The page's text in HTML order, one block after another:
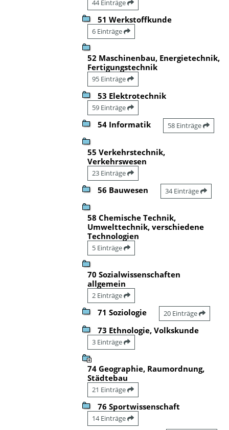
44 Einträge
51 Werkstoffkunde
6 Einträge
52 Maschinenbau, Energietechnik,
Fertigungstechnik
95 Einträge
53 Elektrotechnik
59 Einträge
54 Informatik 58 Einträge
55 Verkehrstechnik,
Verkehrswesen
23 Einträge
56 Bauwesen 34 Einträge
58 Chemische Technik,
Umwelttechnik, verschiedene
Technologien
5 Einträge
70 Sozialwissenschaften
allgemein
2 Einträge
71 Soziologie 20 Einträge
73 Ethnologie, Volkskunde
3 Einträge
74 Geographie, Raumordnung,
Städtebau
21 Einträge
76 Sportwissenschaft
14 Einträge